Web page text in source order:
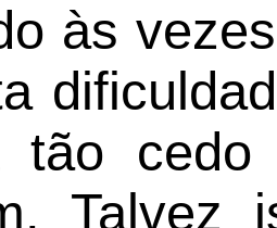
às
tão cedo
Talvez